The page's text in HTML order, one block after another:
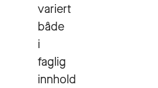
variert
både
i
faglig
innhold